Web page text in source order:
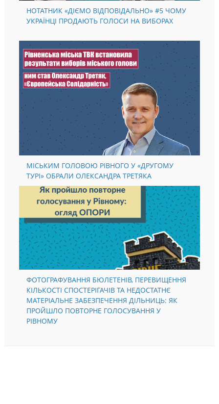
НОТАТНИК «ДІЄМО ВІДПОВІДАЛЬНО» #5 ЧОМУ
УКРАЇНЦІ ПРОДАЮТЬ ГОЛОСИ НА ВИБОРАХ
МІСЬКИМ ГОЛОВОЮ РІВНОГО У «ДРУГОМУ
ТУРІ» ОБРАЛИ ОЛЕКСАНДРА ТРЕТЯКА
ФОТОГРАФУВАННЯ БЮЛЕТЕНІВ, ПЕРЕВИЩЕННЯ
КІЛЬКОСТІ СПОСТЕРІГАЧІВ ТА НЕДОСТАТНЄ
МАТЕРІАЛЬНЕ ЗАБЕЗПЕЧЕННЯ ДІЛЬНИЦЬ: ЯК
ПРОЙШЛО ПОВТОРНЕ ГОЛОСУВАННЯ У
РІВНОМУ